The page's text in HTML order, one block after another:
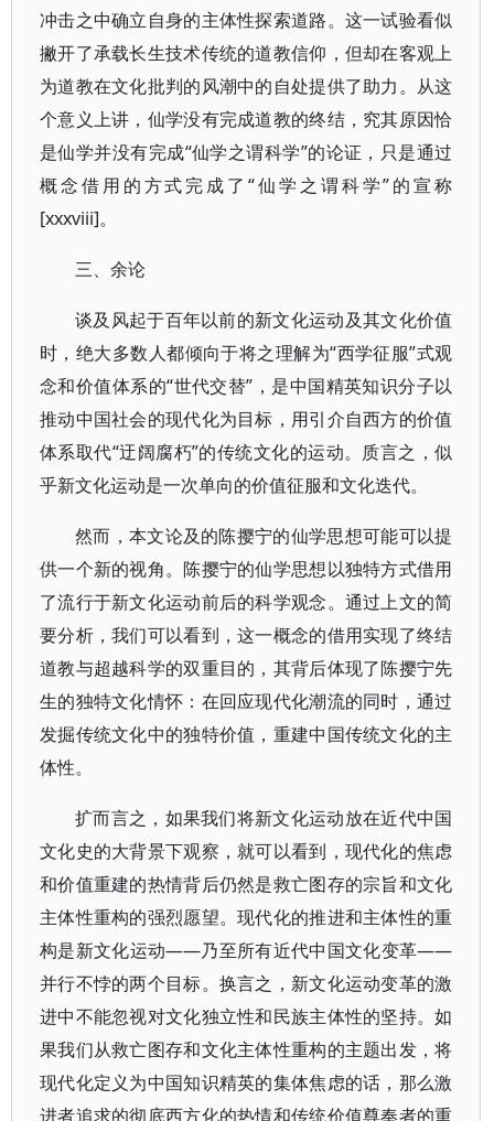
冲击之中确立自身的主体性探索道路。这一试验看似
撇开了承载长生技术传统的道教信仰，但却在客观上
为道教在文化批判的风潮中的自处提供了助力。从这
个意义上讲，仙学没有完成道教的终结，究其原因恰
是仙学并没有完成“仙学之谓科学”的论证，只是通过
概念借用的方式完成了“仙学之谓科学”的宣称
[xxxviii]。
三、余论
谈及风起于百年以前的新文化运动及其文化价值
时，绝大多数人都倾向于将之理解为“西学征服”式观
念和价值体系的“世代交替”，是中国精英知识分子以
推动中国社会的现代化为目标，用引介自西方的价值
体系取代“迂阔腐朽”的传统文化的运动。质言之，似
乎新文化运动是一次单向的价值征服和文化迭代。
然而，本文论及的陈撄宁的仙学思想可能可以提
供一个新的视角。陈撄宁的仙学思想以独特方式借用
了流行于新文化运动前后的科学观念。通过上文的简
要分析，我们可以看到，这一概念的借用实现了终结
道教与超越科学的双重目的，其背后体现了陈撄宁先
生的独特文化情怀：在回应现代化潮流的同时，通过
发掘传统文化中的独特价值，重建中国传统文化的主
体性。
扩而言之，如果我们将新文化运动放在近代中国
文化史的大背景下观察，就可以看到，现代化的焦虑
和价值重建的热情背后仍然是救亡图存的宗旨和文化
主体性重构的强烈愿望。现代化的推进和主体性的重
构是新文化运动——乃至所有近代中国文化变革——
并行不悖的两个目标。换言之，新文化运动变革的激
进中不能忽视对文化独立性和民族主体性的坚持。如
果我们从救亡图存和文化主体性重构的主题出发，将
现代化定义为中国知识精英的集体焦虑的话，那么激
进者追求的彻底西方化的热情和传统价值尊奉者的重